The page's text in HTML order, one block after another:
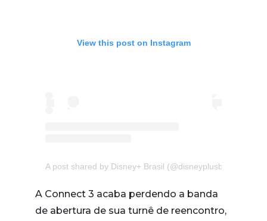
View this post on Instagram
A post shared by Disney+ Brasil (@disneyplusbr)
A Connect 3 acaba perdendo a banda
de abertura de sua turnê de reencontro,